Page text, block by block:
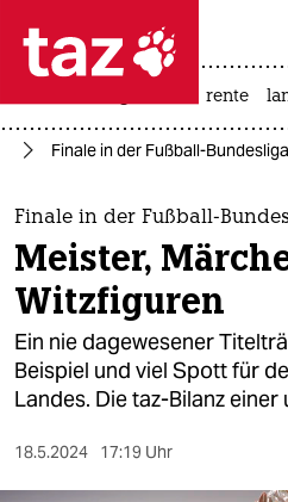
 taz zahl
taz zahl ich
themen
politik
öko
gesellschaft
sport
rente
Finale in der Fußball-
Finale in der Fußball-
Meister,
Witzfiguren
Ein nie dagewesener
Beispiel und viel Spott für
Landes. Die taz-Bilanz
18.5.2024 17:19 Uhr